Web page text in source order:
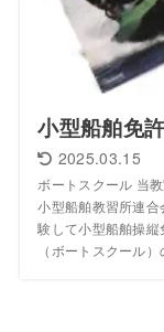
小型船舶免
2025.03.15
ボートスクール 当
小型船舶教習所連
験して小型船舶操
（ボートスクール